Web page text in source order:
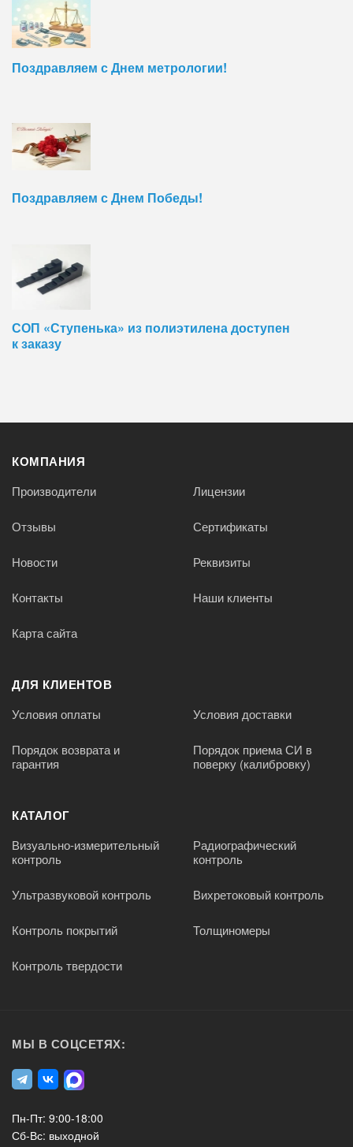
Поздравляем с Днем метрологии!
Поздравляем с Днем Победы!
СОП «Ступенька» из полиэтилена доступен
к заказу
КОМПАНИЯ
Производители Лицензии
Отзывы Сертификаты
Новости Реквизиты
Контакты Наши клиенты
Карта сайта
ДЛЯ КЛИЕНТОВ
Условия оплаты Условия доставки
Порядок возврата и
гарантия
Порядок приема СИ в
поверку (калибровку)
КАТАЛОГ
Визуально-измерительный
контроль
Радиографический
контроль
Ультразвуковой контроль Вихретоковый контроль
Контроль покрытий Толщиномеры
Контроль твердости
МЫ В СОЦСЕТЯХ:
Пн-Пт: 9:00-18:00
Сб-Вс: выходной